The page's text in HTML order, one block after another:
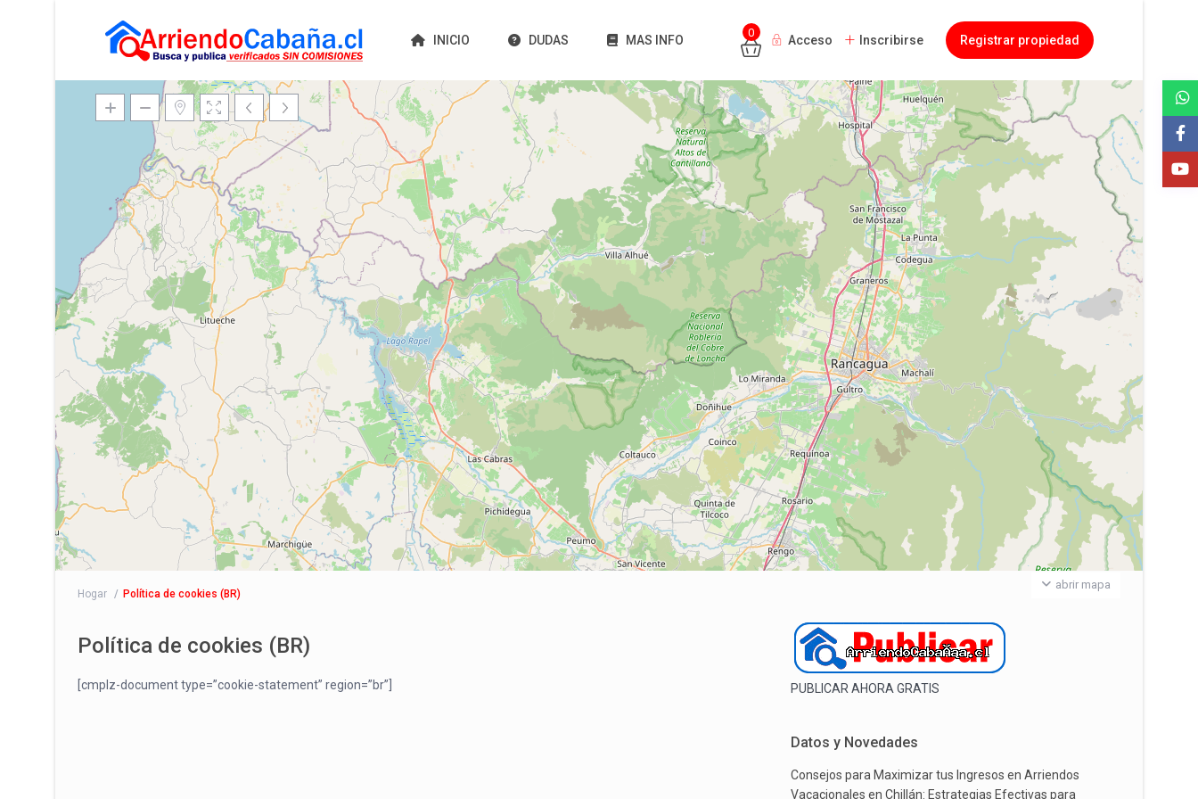
INICIO DUDAS MAS INFO
0
Acceso Inscribirse Registrar propiedad
Cargando mapas
abrir mapa
Hogar Política de cookies (BR)
Política de cookies (BR)
[cmplz-document type=”cookie-statement” region=”br”] PUBLICAR AHORA GRATIS
Datos y Novedades
Consejos para Maximizar tus Ingresos en Arriendos
Vacacionales en Chillán: Estrategias Efectivas para